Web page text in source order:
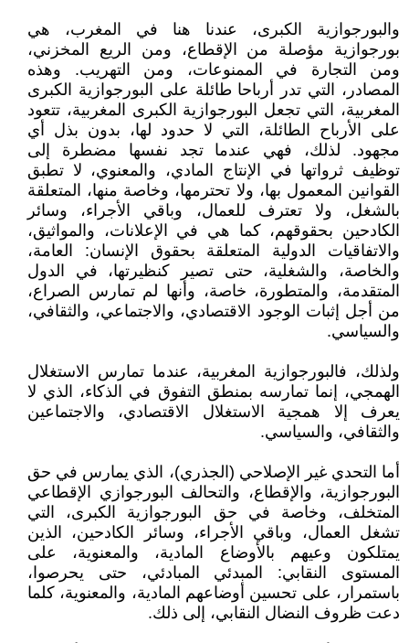
والبورجوازية الكبرى، عندنا هنا في المغرب، هي
بورجوازية مؤصلة من الإقطاع، ومن الريع المخزني،
ومن التجارة في الممنوعات، ومن التهريب. وهذه
المصادر، التي تدر أرباحا طائلة على البورجوازية الكبرى
المغربية، التي تجعل البورجوازية الكبرى المغربية، تتعود
على الأرباح الطائلة، التي لا حدود لها، بدون بذل أي
مجهود. لذلك، فهي عندما تجد نفسها مضطرة إلى
توظيف ثرواتها في الإنتاج المادي، والمعنوي، لا تطبق
القوانين المعمول بها، ولا تحترمها، وخاصة منها، المتعلقة
بالشغل، ولا تعترف للعمال، وباقي الأجراء، وسائر
الكادحين بحقوقهم، كما هي في الإعلانات، والمواثيق،
والاتفاقيات الدولية المتعلقة بحقوق الإنسان: العامة،
والخاصة، والشغلية، حتى تصير كنظيرتها، في الدول
المتقدمة، والمتطورة، خاصة، وأنها لم تمارس الصراع،
من أجل إثبات الوجود الاقتصادي، والاجتماعي، والثقافي،
والسياسي.
ولذلك، فالبورجوازية المغربية، عندما تمارس الاستغلال
الهمجي، إنما تمارسه بمنطق التفوق في الذكاء، الذي لا
يعرف إلا همجية الاستغلال الاقتصادي، والاجتماعين
والثقافي، والسياسي.
أما التحدي غير الإصلاحي (الجذري)، الذي يمارس في حق
البورجوازية، والإقطاع، والتحالف البورجوازي الإقطاعي
المتخلف، وخاصة في حق البورجوازية الكبرى، التي
تشغل العمال، وباقي الأجراء، وسائر الكادحين، الذين
يمتلكون وعيهم بالأوضاع المادية، والمعنوية، على
المستوى النقابي: المبدئي المبادئي، حتى يحرصوا،
باستمرار، على تحسين أوضاعهم المادية، والمعنوية، كلما
دعت ظروف النضال النقابي، إلى ذلك.